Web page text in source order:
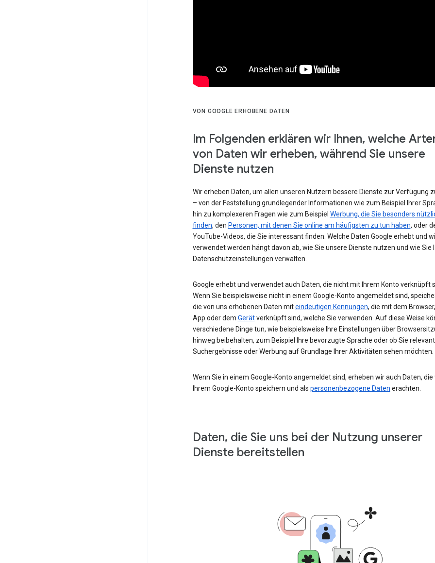
VON GOOGLE ERHOBENE DATEN
Im Folgenden erklären wir Ihnen, welche
von Daten wir erheben, während Sie unsere
Dienste nutzen
Wir erheben Daten, um allen unseren Nutzern bessere Dienste zur Verfügung
– von der Feststellung grundlegender Informationen wie zum Beispiel Ihrer
hin zu komplexeren Fragen wie zum Beispiel Werbung, die Sie besonders
finden, den Personen, mit denen Sie online am häufigsten zu tun haben, oder
YouTube-Videos, die Sie interessant finden. Welche Daten Google erhebt und
verwendet werden hängt davon ab, wie Sie unsere Dienste nutzen und wie Sie
Datenschutzeinstellungen verwalten.
Google erhebt und verwendet auch Daten, die nicht mit Ihrem Konto verknüpft
Wenn Sie beispielsweise nicht in einem Google-Konto angemeldet sind,
die von uns erhobenen Daten miteindeutigen Kennungen, die mit dem
App oder dem Gerätverknüpft sind, welche Sie verwenden. Auf diese Weise
verschiedene Dinge tun, wie beispielsweise Ihre Einstellungen über
hinweg beibehalten, zum Beispiel Ihre bevorzugte Sprache oder ob Sie
Suchergebnisse oder Werbung auf Grundlage Ihrer Aktivitäten sehen möchten.
Wenn Sie in einem Google-Konto angemeldet sind, erheben wir auch Daten, die
Ihrem Google-Konto speichern und als personenbezogene Daten erachten.
Daten, die Sie uns bei der Nutzung unserer
Dienste bereitstellen